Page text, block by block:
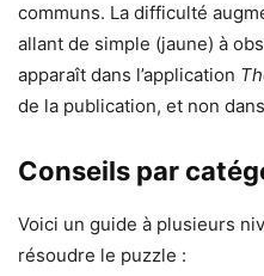
communs. La difficulté
allant de simple (jaune) à
apparaît dans l’application
de la publication, et non
Conseils par
Voici un guide à plusieurs
résoudre le puzzle :